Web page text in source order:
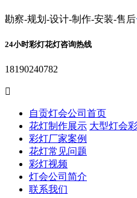
勘察-规划-设计-制作-安装-售后
24小时彩灯花灯咨询热线
18190240782

自贡灯会公司首页
花灯制作展示 大型灯会
彩灯厂家案例
花灯常见问题
彩灯视频
灯会公司简介
联系我们